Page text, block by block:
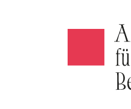
Akamus